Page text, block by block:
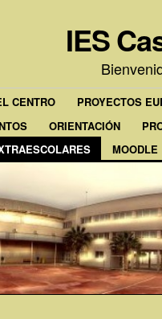
IES
CENTRO
PROYECTOS
ORIENTACIÓN
MOODLE